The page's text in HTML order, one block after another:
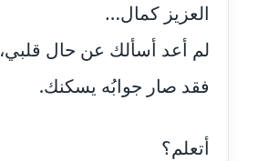
مدونة احمد كريدي
عاملة
مدونة أحمد مليجي
العزيز كمال…
لم أعد أسألك عن حال قلبي،
فقد صار جوابُه يسكنك.
أتعلم؟